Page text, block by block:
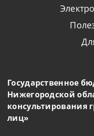
Государственное
Нижегородской
консультирования
лиц»